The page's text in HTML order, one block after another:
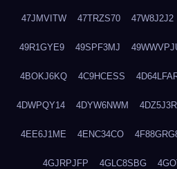
47JMVITW 47TRZS70 47W8J2J2
49R1GYE9 49SPF3MJ
4BOKJ6KQ 4C9HCESS
4DWPQY14 4DYW6NWM
4EE6J1ME 4ENC34CO
4GJRPJFP 4GLC8SBG